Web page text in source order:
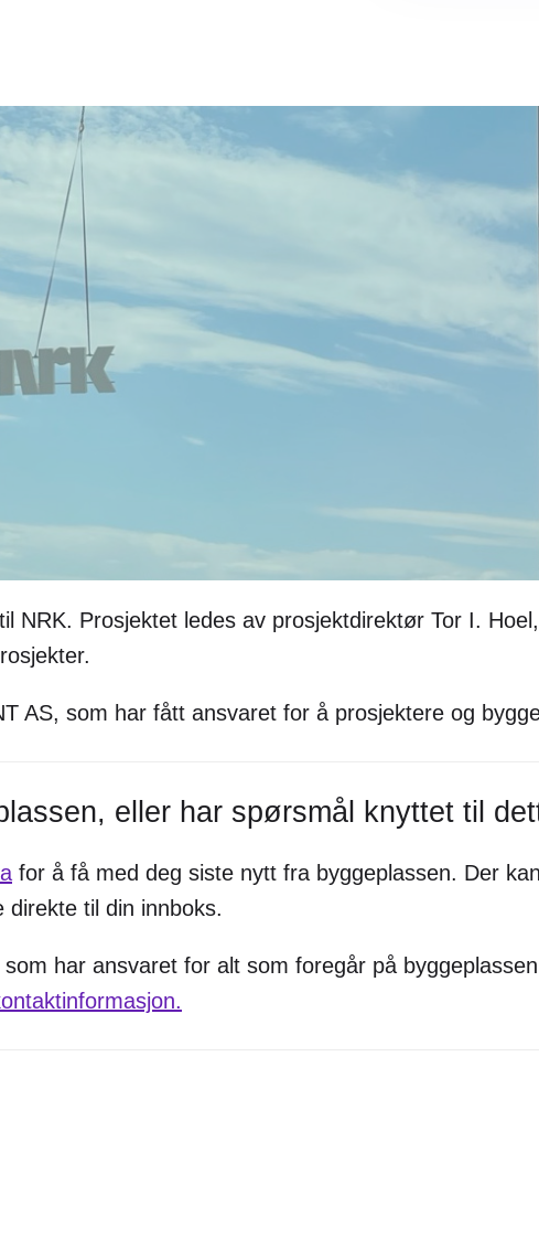
NRK. Prosjektet ledes av prosjektdirektør Tor I.
AS, som har fått ansvaret for å prosjektere og
eller har spørsmål knyttet til
for å få med deg siste nytt fra byggeplassen. Der
til din innboks.
har ansvaret for alt som foregår på